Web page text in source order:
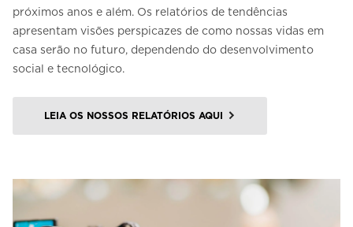
próximos anos e além. Os relatórios de tendências
apresentam visões perspicazes de como nossas vidas em
casa serão no futuro, dependendo do desenvolvimento
social e tecnológico.
LEIA OS NOSSOS RELATÓRIOS AQUI